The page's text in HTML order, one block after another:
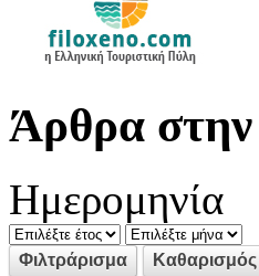
Άρθρα στην
Ημερομηνία